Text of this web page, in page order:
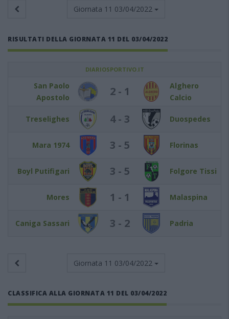
Giornata 11 03/04/2022
RISULTATI DELLA GIORNATA 11 DEL 03/04/2022
DIARIOSPORTIVO.IT
San Paolo
Apostolo
2 - 1
Alghero
Calcio
Treselighes 4 - 3 Duospedes
Mara 1974 3 - 5 Florinas
Boyl Putifigari 3 - 5 Folgore Tissi
Mores 1 - 1 Malaspina
Caniga Sassari 3 - 2 Padria
Giornata 11 03/04/2022
CLASSIFICA ALLA GIORNATA 11 DEL 03/04/2022